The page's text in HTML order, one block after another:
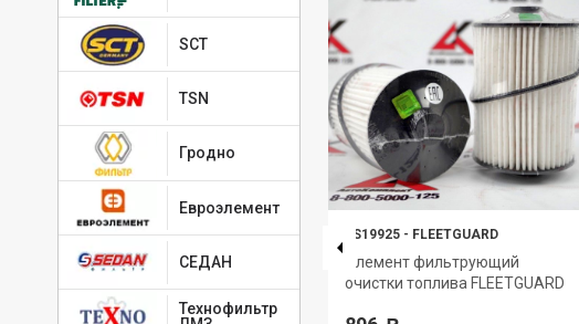
SCT
TSN
Гродно
Евроэлемент
СЕДАН
Технофильтр
LF3829 - FLEETGUARD
Фильтр очистки масла
FS19925 - FLEETGUARD
Элемент фильтрующий
очистки топлива FLEETGUARD